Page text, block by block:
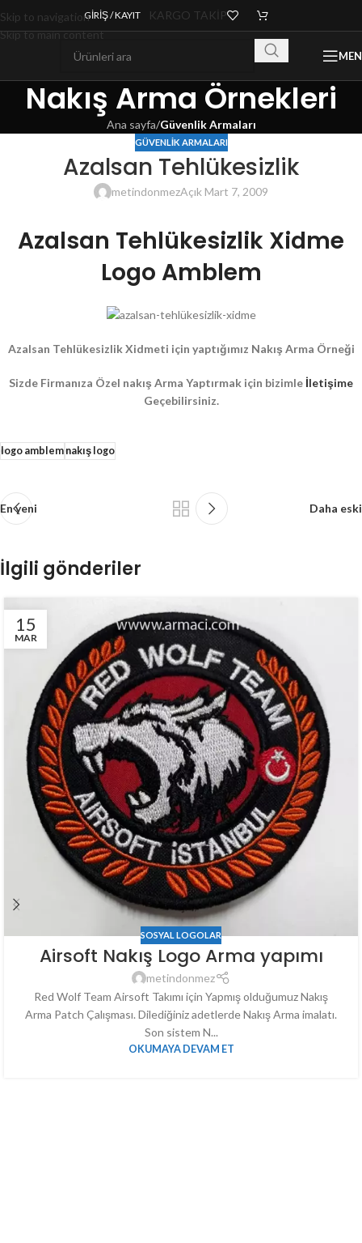
Skip to navigation
Skip to main content
GIRIŞ / KAYIT KARGO TAKİP
Nakış Arma Örnekleri
Ana sayfa/Güvenlik Armaları
GÜVENLIK ARMALARI
Azalsan Tehlükesizlik
metindonmezAçık Mart 7, 2009
Azalsan Tehlükesizlik Xidme
Logo Amblem
Azalsan Tehlükesizlik Xidmeti için yaptığımız Nakış Arma Örneği
Sizde Firmanıza Özel nakış Arma Yaptırmak için bizimle İletişime
Geçebilirsiniz.
logo amblemnakış logo
En yeni Daha eski
İlgili gönderiler
15
MAR
SOSYAL LOGOLAR
Airsoft Nakış Logo Arma yapımı
metindonmez
Red Wolf Team Airsoft Takımı için Yapmış olduğumuz Nakış
Arma Patch Çalışması. Dilediğiniz adetlerde Nakış Arma imalatı.
Son sistem N...
OKUMAYA DEVAM ET